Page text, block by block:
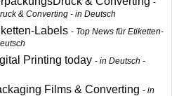
& Converting - in Deutsch
Labels
Top News für Etiketten-
Printing today
in Deutsch -
Films & Converting
in